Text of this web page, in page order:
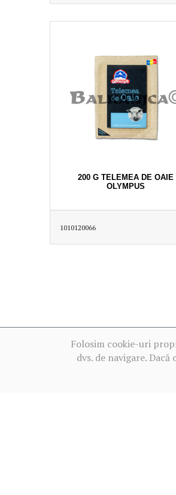
200 G TELEMEA DE OAIE
OLYMPUS
1010120066
Folosim cookie-uri
dvs. de navigare.